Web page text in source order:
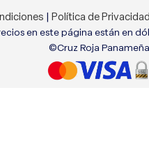
| Política de Privacidad
en este página están en
©Cruz Roja Panameña